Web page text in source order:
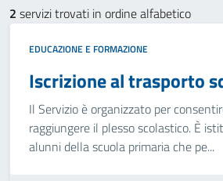
2 servizi trovati in ordine alfabetico
EDUCAZIONE E FORMAZIONE
Iscrizione al trasporto
Il Servizio è organizzato per
raggiungere il plesso scolastico. È
alunni della scuola primaria che pe...